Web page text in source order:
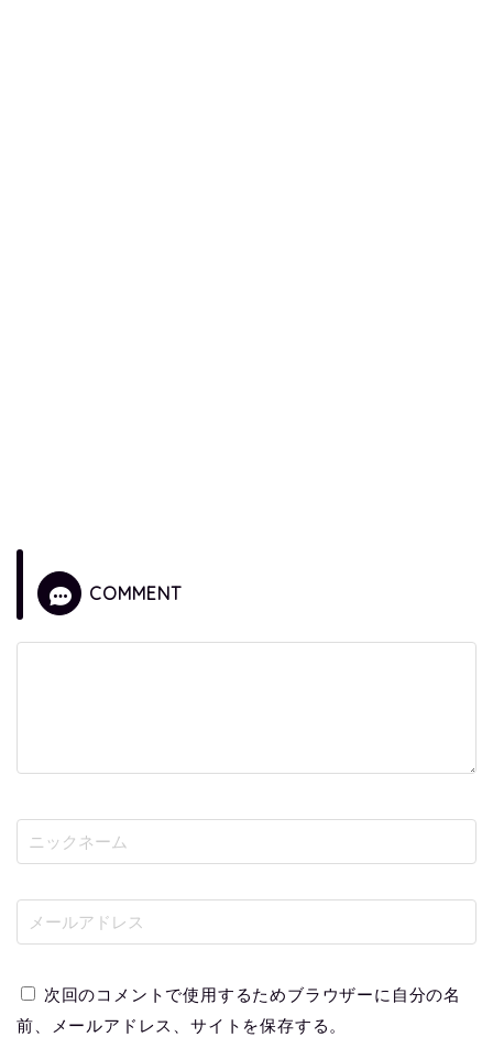
COMMENT
次回のコメントで使用するためブラウザーに自分の名
前、メールアドレス、サイトを保存する。